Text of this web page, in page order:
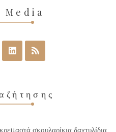
σκουλαρίκια δαχτυλίδια